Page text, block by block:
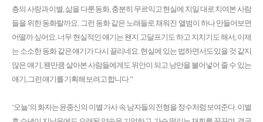
층의 사랑과 이별, 삶을 다룬 동화, 충분히 무르익고 현실에 치일 대로 치여본 사람
들을 위한 동화랄까요. 그런 동화 같은 노래들로 채워진 앨범이 하나 만들어보면
어떨까 싶어요. 너무 현실적인 얘기는 왠지 고달프기도 하고 지치기도 해서, 이제
는 소소한 동화 같은 얘기가 다시 끌리네요. 현실에 있는 법하면서도 있을 것 같지
않은 얘기, 웬만큼 살아본 사람들에게도 위안이 되고 낭만을 불어넣어 줄 수 있는
얘기, 그런 얘기를 기획해 보려고 합니다.”
‘오늘’의 화자는 윤종신의 이별 가사 속 남자들의 전형을 정수처럼 보여준다. 이별